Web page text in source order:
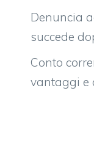
Denuncia
succede
Conto
vantaggi e